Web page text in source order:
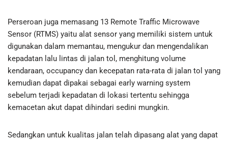
Perseroan juga memasang 13 Remote Traffic Microwave
Sensor (RTMS) yaitu alat sensor yang memiliki sistem untuk
digunakan dalam memantau, mengukur dan mengendalikan
kepadatan lalu lintas di jalan tol, menghitung volume
kendaraan, occupancy dan kecepatan rata-rata di jalan tol yang
kemudian dapat dipakai sebagai early warning system
sebelum terjadi kepadatan di lokasi tertentu sehingga
kemacetan akut dapat dihindari sedini mungkin.
Sedangkan untuk kualitas jalan telah dipasang alat yang dapat